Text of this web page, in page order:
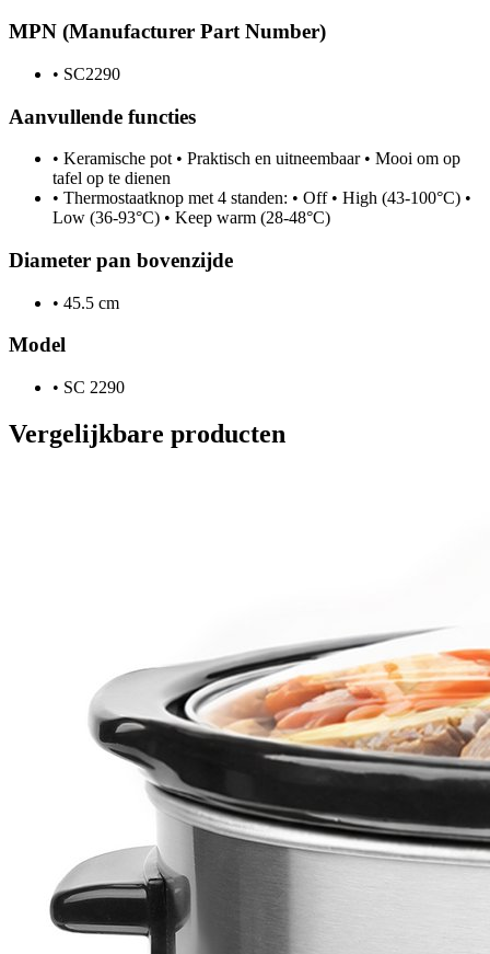
MPN (Manufacturer Part Number)
• SC2290
Aanvullende functies
• Keramische pot • Praktisch en uitneembaar • Mooi om op
tafel op te dienen
• Thermostaatknop met 4 standen: • Off • High (43-100°C) •
Low (36-93°C) • Keep warm (28-48°C)
Diameter pan bovenzijde
• 45.5 cm
Model
• SC 2290
Vergelijkbare producten